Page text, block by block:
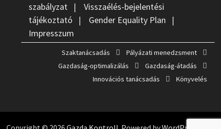
szabályzat| Visszaélés-bejelentési
tájékoztató | Gender Equality Plan |
Impresszum
Szaktanácsadás
Pályázati menedzsment
Gazdaság-optimalizálás
Gazdaság-átadás
Innovációs tanácsadás
Könyvelés